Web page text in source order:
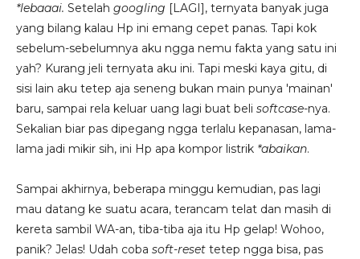
*lebaaai. Setelah googling [LAGI], ternyata banyak juga
yang bilang kalau Hp ini emang cepet panas. Tapi kok
sebelum-sebelumnya aku ngga nemu fakta yang satu ini
yah? Kurang jeli ternyata aku ini. Tapi meski kaya gitu, di
sisi lain aku tetep aja seneng bukan main punya 'mainan'
baru, sampai rela keluar uang lagi buat beli softcase-nya.
Sekalian biar pas dipegang ngga terlalu kepanasan, lama-
lama jadi mikir sih, ini Hp apa kompor listrik *abaikan.
Sampai akhirnya, beberapa minggu kemudian, pas lagi
mau datang ke suatu acara, terancam telat dan masih di
kereta sambil WA-an, tiba-tiba aja itu Hp gelap! Wohoo,
panik? Jelas! Udah coba soft-reset tetep ngga bisa, pas